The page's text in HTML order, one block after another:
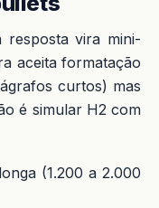
resposta vira mini-
aceita formatação
curtos) mas
é simular H2 com
(1.200 a 2.000